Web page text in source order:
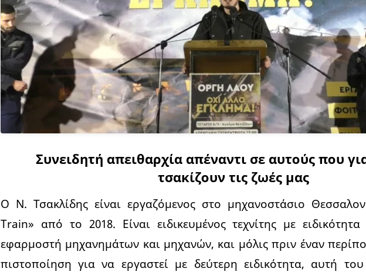
Συνειδητή απειθαρχία απέναντι σε αυτούς που
τσακίζουν τις ζωές μας
Ο Ν. Τσακλίδης είναι εργαζόμενος στο μηχανοστάσιο
Train» από το 2018. Είναι ειδικευμένος τεχνίτης με
εφαρμοστή μηχανημάτων και μηχανών, και μόλις πριν έναν
πιστοποίηση για να εργαστεί με δεύτερη ειδικότητα, αυτή του